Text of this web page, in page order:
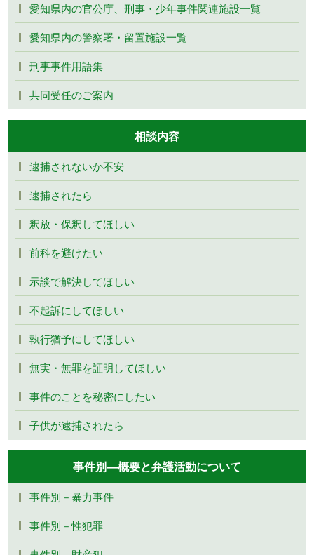
愛知県内の官公庁、刑事・少年事件関連施設一覧
愛知県内の警察署・留置施設一覧
刑事事件用語集
共同受任のご案内
相談内容
逮捕されないか不安
逮捕されたら
釈放・保釈してほしい
前科を避けたい
示談で解決してほしい
不起訴にしてほしい
執行猶予にしてほしい
無実・無罪を証明してほしい
事件のことを秘密にしたい
子供が逮捕されたら
事件別―概要と弁護活動について
事件別－暴力事件
事件別－性犯罪